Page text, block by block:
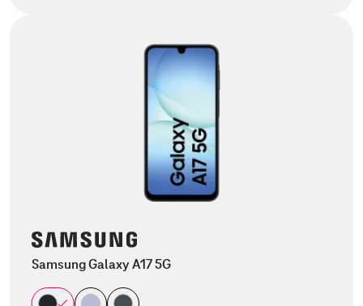
Samsung Galaxy A17 5G